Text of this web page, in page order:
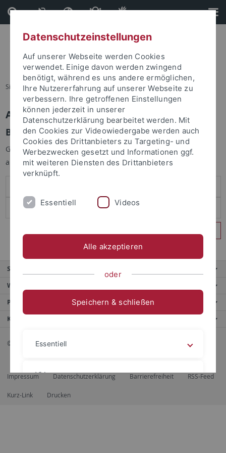
Direkt
zum
Inhalt
Direkt
zur
Fußleiste
Sie sind hier: Startseite
Anmelden
Benutzeranmeldung
Geben Sie Ihren Benutzernamen und Ihr Passwort an um sich
anzumelden:
Service
Weitere Angebote
Portale
Kontaktinfo
© 2026 Eberhard Karls Universität Tübingen, Tübingen
Impressum Datenschutzerklärung Barrierefreiheit RSS-Feed
Kurz-Link Drucken
Datenschutzeinstellungen
Auf unserer Webseite werden Cookies
verwendet. Einige davon werden zwingend
benötigt, während es uns andere ermöglichen,
Ihre Nutzererfahrung auf unserer Webseite zu
verbessern. Ihre getroffenen Einstellungen
können jederzeit in unserer
Datenschutzerklärung bearbeitet werden. Mit
den Cookies zur Videowiedergabe werden auch
Cookies des Drittanbieters zu Targeting- und
Werbezwecken gesetzt und Informationen ggf.
mit weiteren Diensten des Drittanbieters
verknüpft.
Essentiell Videos
Alle akzeptieren
oder
Speichern & schließen
Essentiell
Videos